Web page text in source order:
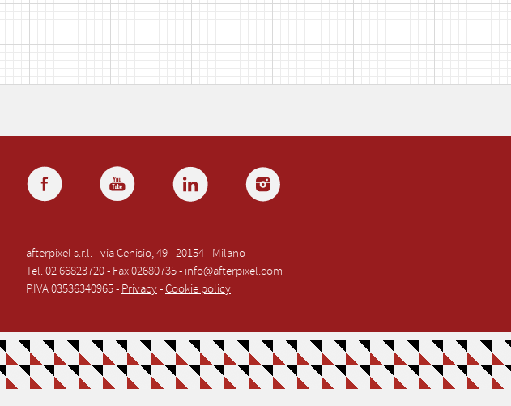
afterpixel s.r.l. - via Cenisio, 49 - 20154 - Milano
Tel. 02 66823720 - Fax 02680735 - info@afterpixel.com
P.IVA 03536340965 - Privacy-Cookie policy